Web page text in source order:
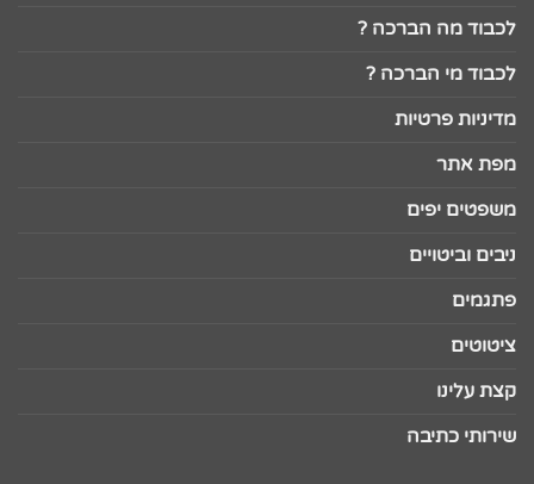
לכבוד מה הברכה ?
לכבוד מי הברכה ?
מדיניות פרטיות
מפת אתר
משפטים יפים
ניבים וביטויים
פתגמים
ציטוטים
קצת עלינו
שירותי כתיבה